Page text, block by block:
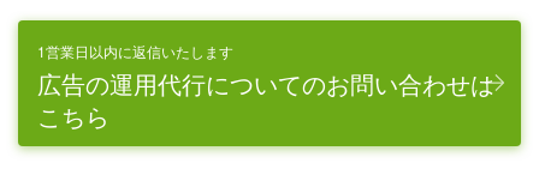
1営業日以内に返信いたします
広告の運用代行についてのお問い合わせは
こちら